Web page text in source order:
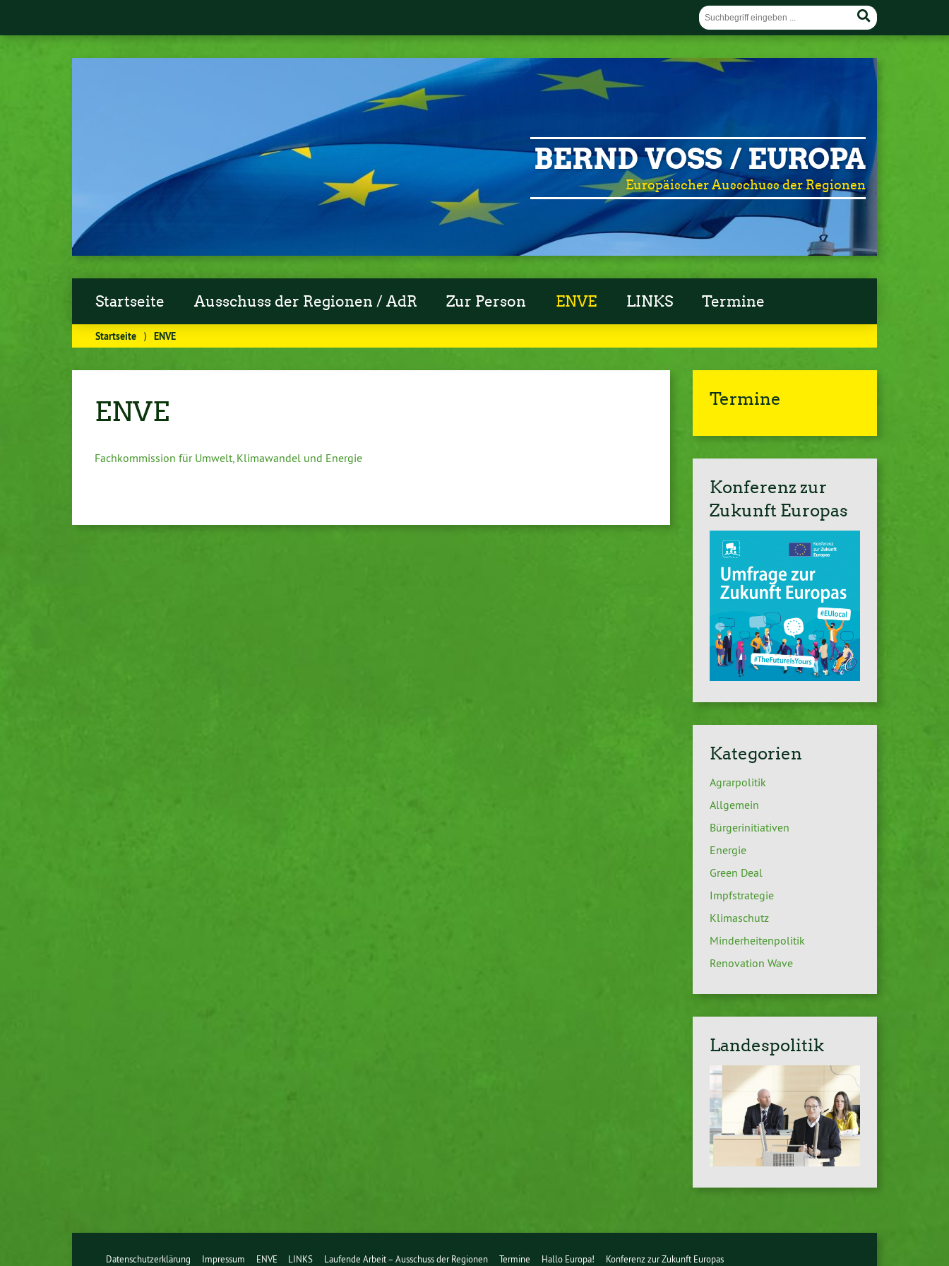
BERND VOSS / EUROPA
Europäischer Ausschuss der Regionen
Startseite Ausschuss der Regionen / AdR Zur Person ENVE LINKS Termine
Startseite ⟩ ENVE
ENVE
Fachkommission für Umwelt, Klimawandel und Energie
Termine
Konferenz zur
Zukunft Europas
Kategorien
Agrarpolitik
Allgemein
Bürgerinitiativen
Energie
Green Deal
Impfstrategie
Klimaschutz
Minderheitenpolitik
Renovation Wave
Landespolitik
Datenschutzerklärung Impressum ENVE LINKS Laufende Arbeit – Ausschuss der Regionen Termine Hallo Europa! Konferenz zur Zukunft Europas